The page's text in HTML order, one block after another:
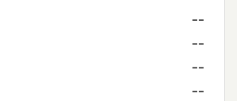
--
--
--
--